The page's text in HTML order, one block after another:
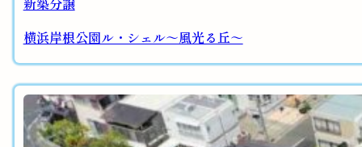
横浜岸根公園ル・シェル～風光る丘～